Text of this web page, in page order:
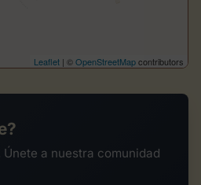
Leaflet | ©OpenStreetMapcontributors
a nuestra comunidad